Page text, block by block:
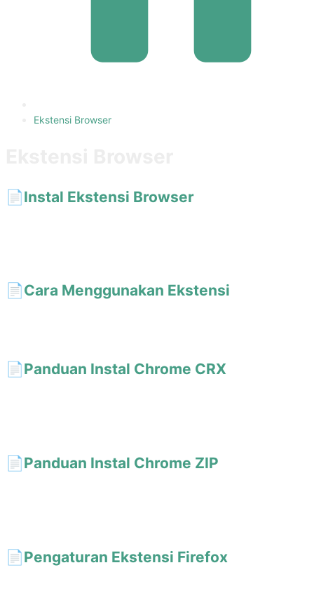
Ekstensi Browser
📄️Instal Ekstensi Browser
📄️Cara Menggunakan Ekstensi
📄️Panduan Instal Chrome CRX
📄️Panduan Instal Chrome ZIP
📄️Pengaturan Ekstensi Firefox